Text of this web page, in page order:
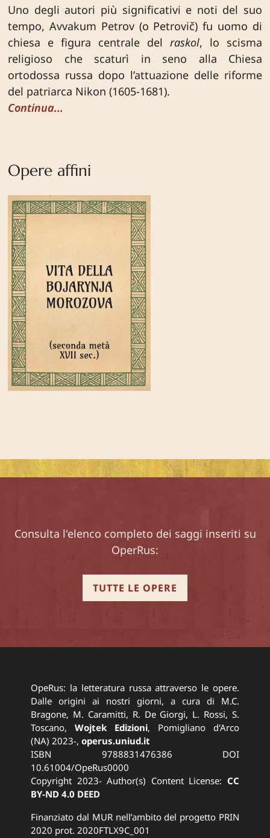
Uno degli autori più significativi e noti del suo
tempo, Avvakum Petrov (o Petrovič) fu uomo di
chiesa e figura centrale del raskol, lo scisma
religioso che scaturì in seno alla Chiesa
ortodossa russa dopo l’attuazione delle riforme
del patriarca Nikon (1605-1681).
Continua...
Opere affini
Consulta l'elenco completo dei saggi inseriti su
OperRus:
TUTTE LE OPERE
OpeRus: la letteratura russa attraverso le opere.
Dalle origini ai nostri giorni, a cura di M.C.
Bragone, M. Caramitti, R. De Giorgi, L. Rossi, S.
Toscano,Wojtek Edizioni, Pomigliano d'Arco
(NA) 2023-,operus.uniud.it
ISBN 9788831476386 DOI
10.61004/OpeRus0000
Copyright 2023- Author(s) Content License: CC
BY-ND 4.0 DEED
Finanziato dal MUR nell’ambito del progetto PRIN
2020 prot. 2020FTLX9C_001